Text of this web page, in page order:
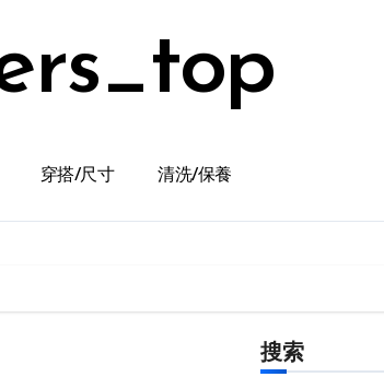
穿搭/尺寸 清洗/保養
搜索